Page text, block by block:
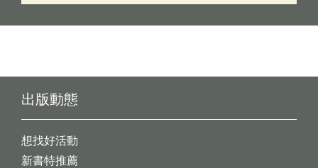
出版動態
想找好活動
新書特推薦